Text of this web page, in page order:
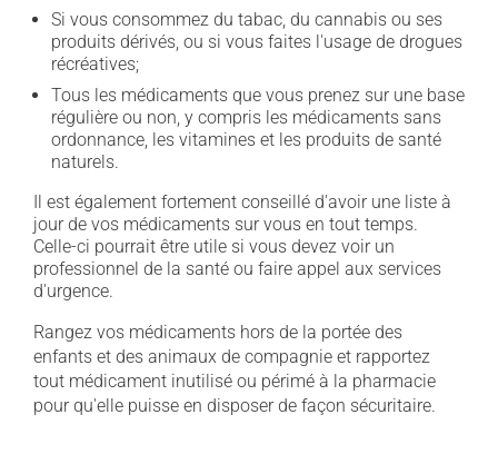
Si vous consommez du tabac, du cannabis ou ses
produits dérivés, ou si vous faites l'usage de drogues
récréatives;
Tous les médicaments que vous prenez sur une base
régulière ou non, y compris les médicaments sans
ordonnance, les vitamines et les produits de santé
naturels.
Il est également fortement conseillé d'avoir une liste à
jour de vos médicaments sur vous en tout temps.
Celle-ci pourrait être utile si vous devez voir un
professionnel de la santé ou faire appel aux services
d'urgence.
Rangez vos médicaments hors de la portée des
enfants et des animaux de compagnie et rapportez
tout médicament inutilisé ou périmé à la pharmacie
pour qu'elle puisse en disposer de façon sécuritaire.